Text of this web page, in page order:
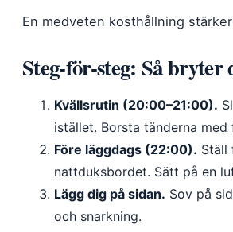
En medveten kosthållning
Steg-för-steg: Så
Kvällsrutin (20:00–21:00).
istället. Borsta tänderna
Före läggdags (22:00). Ställ
nattduksbordet. Sätt på en
Lägg dig på sidan. Sov på
och snarkning.